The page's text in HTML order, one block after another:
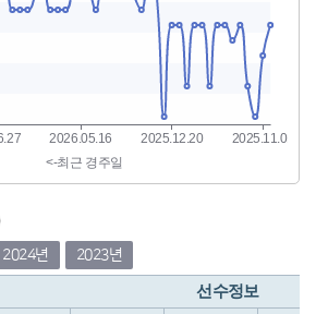
2024년 2023년
선수정보